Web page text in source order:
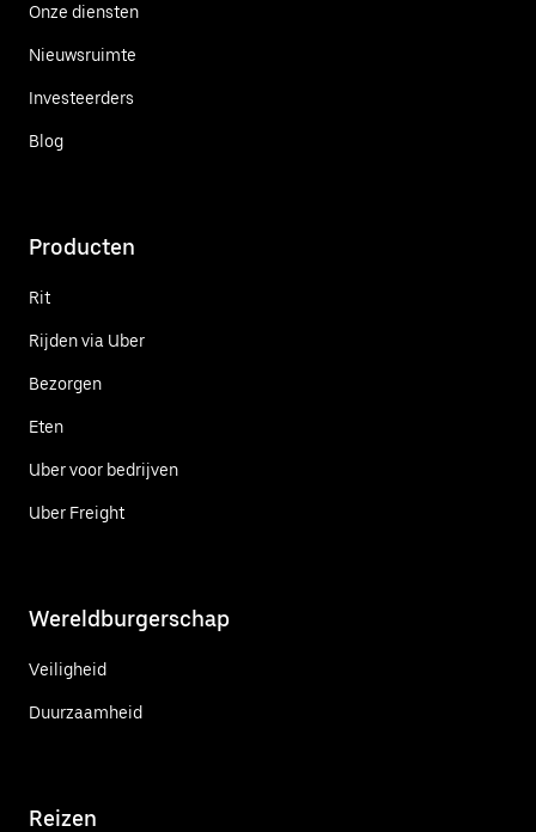
Onze diensten
Nieuwsruimte
Investeerders
Blog
Producten
Rit
Rijden via Uber
Bezorgen
Eten
Uber voor bedrijven
Uber Freight
Wereldburgerschap
Veiligheid
Duurzaamheid
Reizen